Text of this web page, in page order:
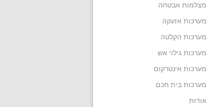
מצלמות אבטחה
מערכות אזעקה
מערכות הקלטה
מערכות גילוי אש
מערכות אינטרקום
מערכות בית חכם
אודות